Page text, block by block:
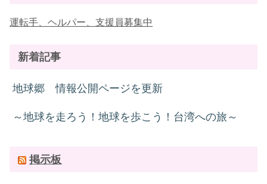
運転手、ヘルパー、支援員募集中
新着記事
地球郷 情報公開ページを更新
～地球を走ろう！地球を歩こう！台湾への旅～
掲示板